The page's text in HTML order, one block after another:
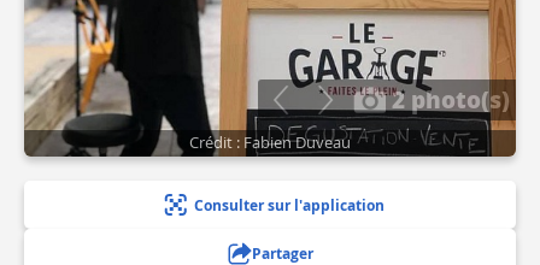
2 photo(s)
Crédit : Fabien Duveau
Consulter sur l'application
Partager